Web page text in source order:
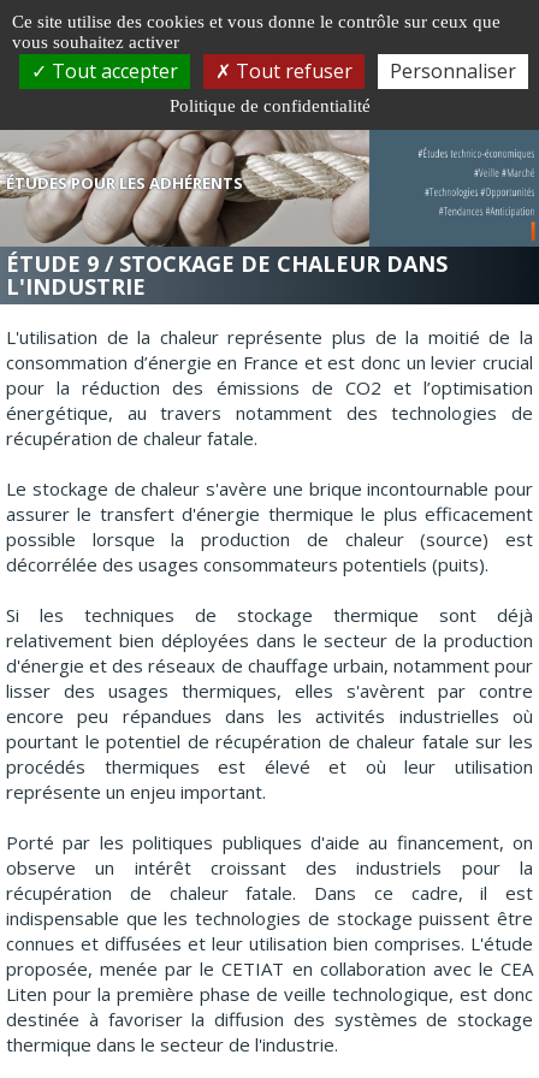
ÉTUDES POUR LES ADHÉRENTS
ÉTUDE 9 / STOCKAGE DE CHALEUR DANS
L'INDUSTRIE
L'utilisation de la chaleur représente plus de la moitié de la
consommation d’énergie en France et est donc un levier crucial
pour la réduction des émissions de CO2 et l’optimisation
énergétique, au travers notamment des technologies de
récupération de chaleur fatale.
Le stockage de chaleur s'avère une brique incontournable pour
assurer le transfert d'énergie thermique le plus efficacement
possible lorsque la production de chaleur (source) est
décorrélée des usages consommateurs potentiels (puits).
Si les techniques de stockage thermique sont déjà
relativement bien déployées dans le secteur de la production
d'énergie et des réseaux de chauffage urbain, notamment pour
lisser des usages thermiques, elles s'avèrent par contre
encore peu répandues dans les activités industrielles où
pourtant le potentiel de récupération de chaleur fatale sur les
procédés thermiques est élevé et où leur utilisation
représente un enjeu important.
Porté par les politiques publiques d'aide au financement, on
observe un intérêt croissant des industriels pour la
récupération de chaleur fatale. Dans ce cadre, il est
indispensable que les technologies de stockage puissent être
connues et diffusées et leur utilisation bien comprises. L'étude
proposée, menée par le CETIAT en collaboration avec le CEA
Liten pour la première phase de veille technologique, est donc
destinée à favoriser la diffusion des systèmes de stockage
thermique dans le secteur de l'industrie.
Gestion de vos préférences sur les cookies
Ce site utilise des cookies et vous donne le contrôle sur ceux que
vous souhaitez activer
Tout accepter Tout refuser Personnaliser
Politique de confidentialité